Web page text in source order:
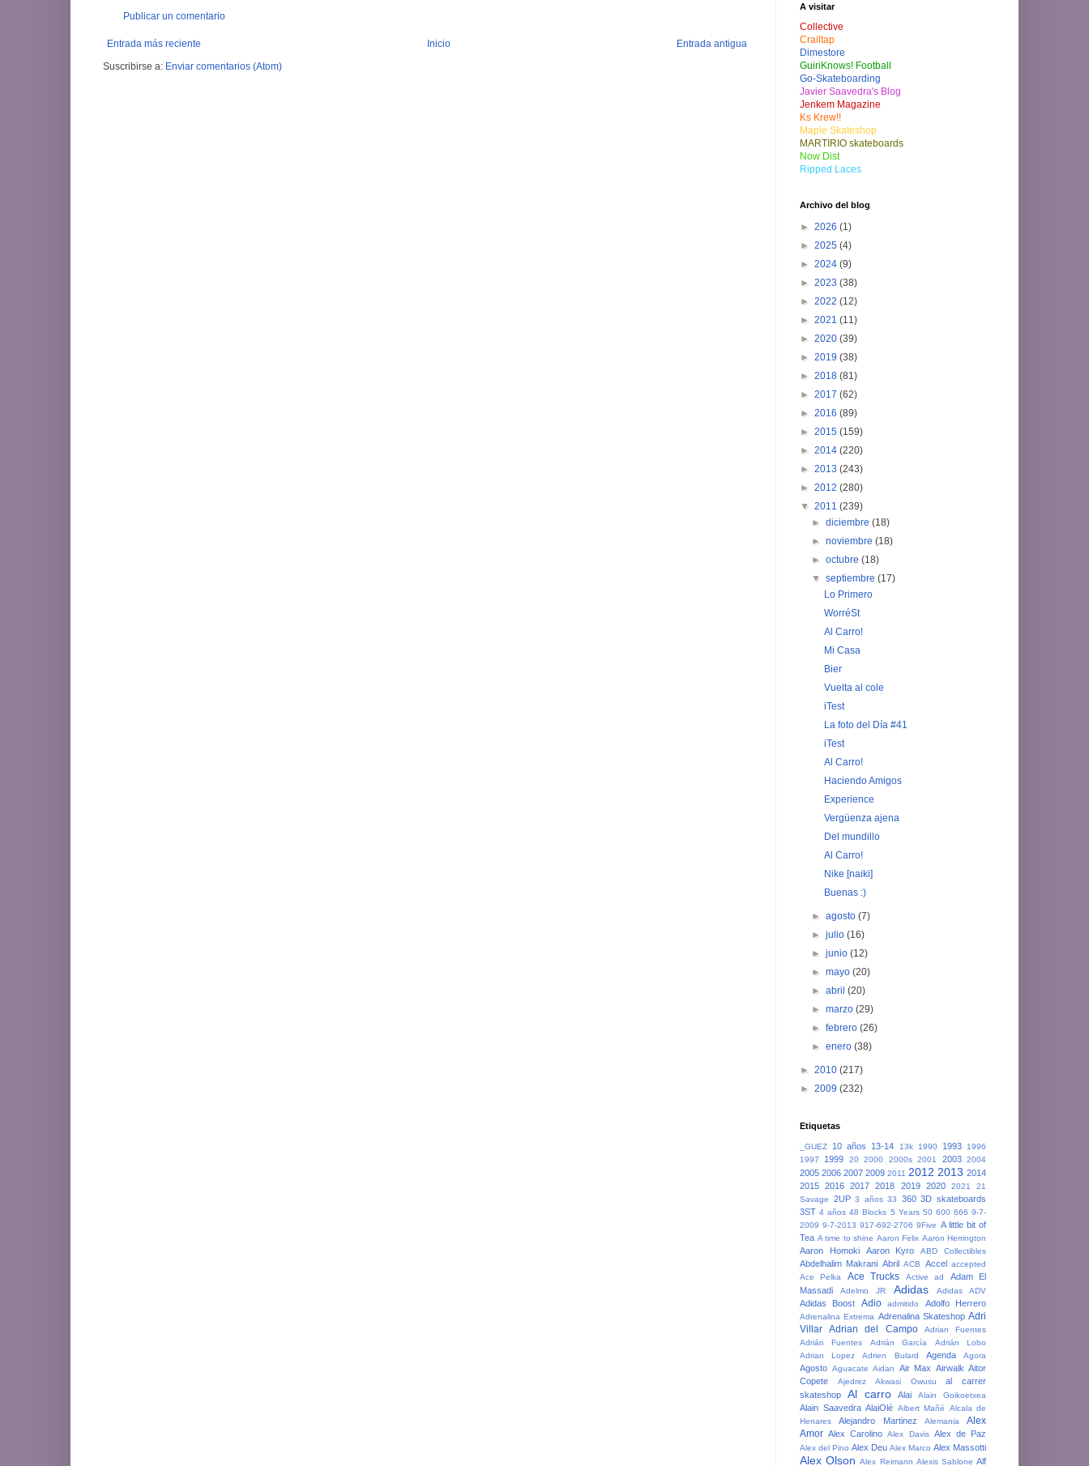
Publicar un comentario
Entrada más reciente Entrada antigua
Inicio
Suscribirse a: Enviar comentarios (Atom)
A visitar
Collective
Crailtap
Dimestore
GuiriKnows! Football
Go-Skateboarding
Javier Saavedra's Blog
Jenkem Magazine
Ks Krew!!
Maple Skateshop
MARTIRIO skateboards
Now Dist
Ripped Laces
Archivo del blog
► 2026 (1)
► 2025 (4)
► 2024 (9)
► 2023 (38)
► 2022 (12)
► 2021 (11)
► 2020 (39)
► 2019 (38)
► 2018 (81)
► 2017 (62)
► 2016 (89)
► 2015 (159)
► 2014 (220)
► 2013 (243)
► 2012 (280)
▼ 2011 (239)
►diciembre(18)
►noviembre(18)
►octubre(18)
▼septiembre(17)
Lo Primero
WorréSt
Al Carro!
Mi Casa
Bier
Vuelta al cole
iTest
La foto del Día #41
iTest
Al Carro!
Haciendo Amigos
Experience
Vergüenza ajena
Del mundillo
Al Carro!
Nike [naiki]
Buenas :)
►agosto(7)
►julio(16)
►junio(12)
►mayo(20)
►abril(20)
►marzo(29)
►febrero(26)
►enero(38)
► 2010 (217)
► 2009 (232)
Etiquetas
_GUEZ 10 años 13-14 13k 1990 1993
1996
1997
1999 20 2000 2000s 2001 2003 2004
2005 2006 2007 2009 2011 2012 2013 2014
2015 2016 2017 2018 2019 2020 2021
21
Savage
2UP 3 años 33 360 3D skateboards
3ST 4 años 48 Blocks 5 Years 50 600 666 9-7-
2009 9-7-2013 917-692-2706 9Five A little bit of
Tea A time to shine Aaron Felix Aaron Herrington
Aaron Homoki Aaron Kyro ABD Collectibles
Abdelhalim Makrani Abril ACB Accel accepted
Ace Pelka
Ace Trucks Active ad
Adam El
Massadi
Adelmo JR Adidas Adidas ADV
Adidas Boost Adio admitido Adolfo Herrero
Adrenalina Extrema Adrenalina Skateshop Adri
Villar Adrian del Campo
Adrian Fuentes
Adrián Fuentes
Adrián García
Adrián Lobo
Adrian Lopez
Adrien Bulard Agenda Agora
Agosto Aguacate Aidan Air Max Airwalk Aitor
Copete
Ajedrez Akwasi Owusu
al carrer
skateshop
Al carro Alai Alain Goikoetxea
Alain Saavedra AlaiOlé Albert Mañé
Alcala de
Henares
Alejandro Martinez Alemania
Alex
Amor Alex Carolino Alex Davis Alex de Paz
Alex del Pino Alex Deu Alex Marco Alex Massotti
Alex Olson Alex Reimann Alexis Sablone Alf